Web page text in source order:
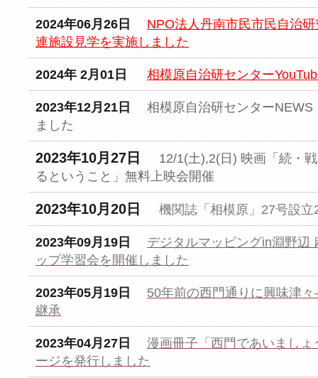
2024年06月26日
NPO法人丹南市民市民自治
連施設見学を実施しました
2024年 2月01日 相模原自治研センター
2023年12月21日
相模原自治研センター
ました
2023年10月27日
12/1(土),2(日) 映画「続・
るということ」無料上映会開催
2023年10月20日 機関誌「相模原」27号設
2023年09月19日
デジタルマッピングin淵野辺
ップ学習会を開催しました
2023年05月19日
50年前の西門通りに興味津
継承
2023年04月27日
漫画冊子「西門であいまし
ージを発行しました